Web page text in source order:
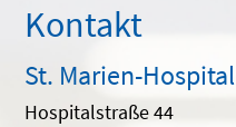
Kontakt
St. Marien-Hospital
Hospitalstraße 44